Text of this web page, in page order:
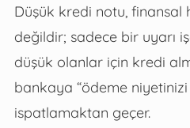
Düşük kredi notu, finansal
değildir; sadece bir uyarı
düşük olanlar için kredi
bankaya “ödeme niyetinizi
ispatlamaktan geçer.